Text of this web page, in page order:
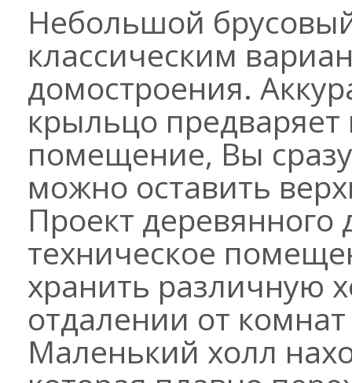
Небольшой
классическим
домостроения.
крыльцо предваряет
помещение, Вы
можно оставить
Проект
техническое
хранить различную
отдалении от
Маленький холл